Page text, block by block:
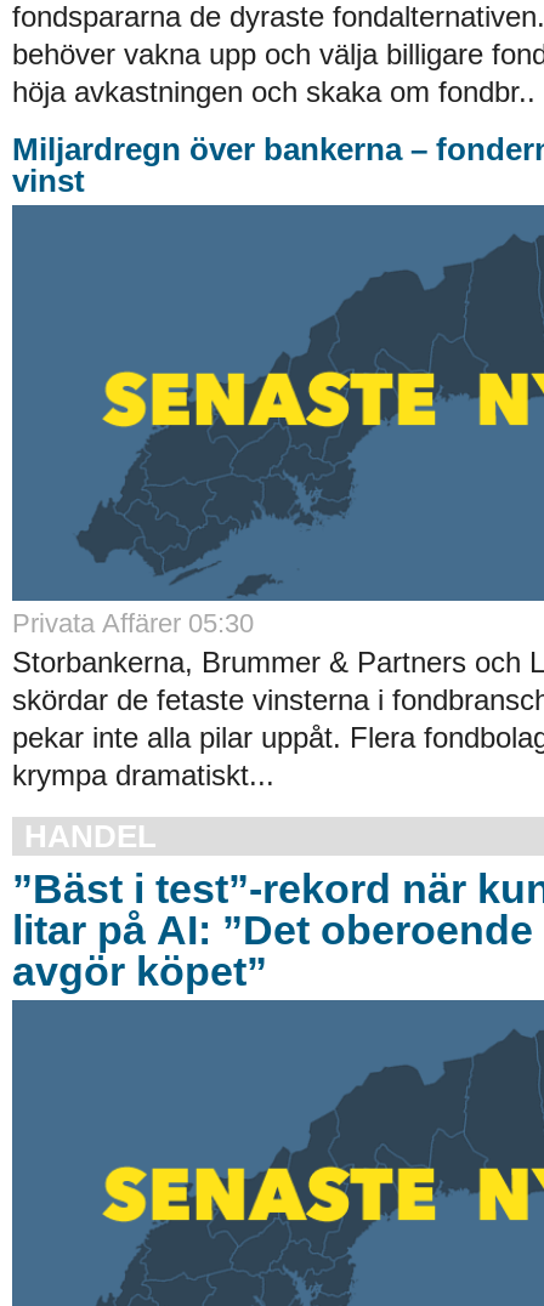
fondspararna de dyraste
behöver vakna upp och välja billigare
höja avkastningen och skaka om fondbr..
Miljardregn över bankerna –
vinst
Privata Affärer 05:30
Storbankerna, Brummer & Partners och
skördar de fetaste vinsterna i
pekar inte alla pilar uppåt. Flera
krympa dramatiskt...
HANDEL
”Bäst i test”-rekord när
litar på AI: ”Det
avgör köpet”